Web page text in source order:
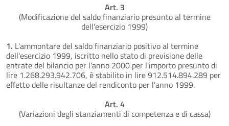
Art. 3
(Modificazione del saldo finanziario presunto al termine
dell'esercizio 1999)
1. L'ammontare del saldo finanziario positivo al termine
dell'esercizio 1999, iscritto nello stato di previsione delle
entrate del bilancio per l'anno 2000 per l'importo presunto di
lire 1.268.293.942.706, è stabilito in lire 912.514.894.289 per
effetto delle risultanze del rendiconto per l'anno 1999.
Art. 4
(Variazioni degli stanziamenti di competenza e di cassa)